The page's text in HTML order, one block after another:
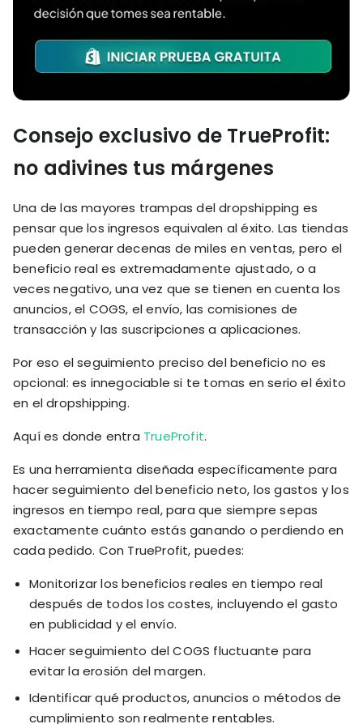
Consejo exclusivo de TrueProfit:
no adivines tus márgenes
Una de las mayores trampas del dropshipping es
pensar que los ingresos equivalen al éxito. Las tiendas
pueden generar decenas de miles en ventas, pero el
beneficio real es extremadamente ajustado, o a
veces negativo, una vez que se tienen en cuenta los
anuncios, el COGS, el envío, las comisiones de
transacción y las suscripciones a aplicaciones.
Por eso el seguimiento preciso del beneficio no es
opcional: es innegociable si te tomas en serio el éxito
en el dropshipping.
Aquí es donde entra TrueProfit.
Es una herramienta diseñada específicamente para
hacer seguimiento del beneficio neto, los gastos y los
ingresos en tiempo real, para que siempre sepas
exactamente cuánto estás ganando o perdiendo en
cada pedido. Con TrueProfit, puedes:
Monitorizar los beneficios reales en tiempo real
después de todos los costes, incluyendo el gasto
en publicidad y el envío.
Hacer seguimiento del COGS fluctuante para
evitar la erosión del margen.
Identificar qué productos, anuncios o métodos de
cumplimiento son realmente rentables.